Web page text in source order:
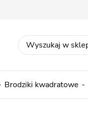
Brodziki kwadratowe